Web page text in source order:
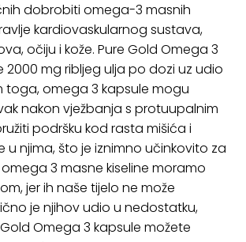
dobrobiti omega-3 masnih
kardiovaskularnog sustava,
očiju i kože. Pure Gold Omega 3
2000 mg ribljeg ulja po dozi uz udio
toga, omega 3 kapsule mogu
nakon vježbanja s protuupalnim
podršku kod rasta mišića i
u njima, što je iznimno učinkovito za
3 masne kiseline moramo
jer ih naše tijelo ne može
je njihov udio u nedostatku,
Omega 3 kapsule možete